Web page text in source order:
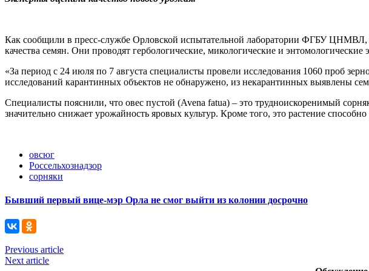
Как сообщили в пресс-службе Орловской испытательной лаборатории ФГБУ ЦНМВЛ,
качества семян. Они проводят гербологические, микологические и энтомологические
«За период с 24 июля по 7 августа специалисты провели исследования 1060 проб
исследований карантинных объектов не обнаружено, из некарантинных выявлены
Специалисты пояснили, что овес пустой (Avena fatua) – это трудноискоренимый
значительно снижает урожайность яровых культур. Кроме того, это растение
овсюг
Россельхознадзор
сорняки
Бывший первый вице-мэр Орла не смог выйти из колонии досрочно
Previous article
Next article